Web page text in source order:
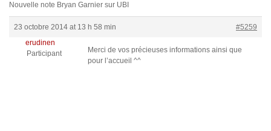
Nouvelle note Bryan Garnier sur UBI
23 octobre 2014 at 13 h 58 min
#5259
erudinen
Participant
Merci de vos précieuses informations ainsi que
pour l’accueil ^^